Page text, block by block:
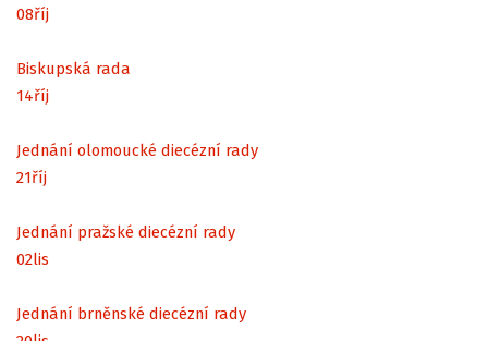
08říj
Biskupská rada
14říj
Jednání olomoucké diecézní rady
21říj
Jednání pražské diecézní rady
02lis
Jednání brněnské diecézní rady